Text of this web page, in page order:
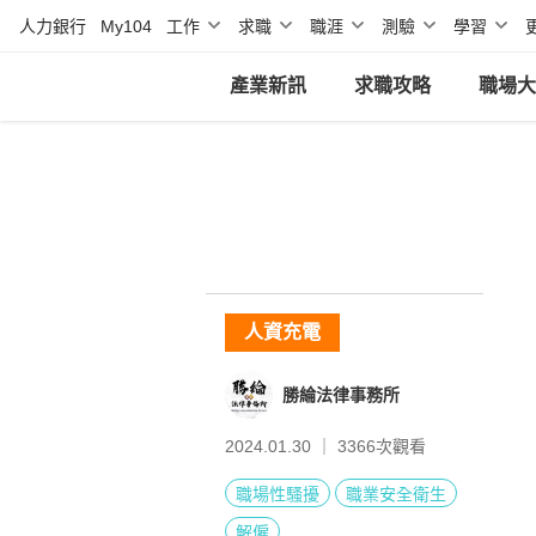
人力銀行 My104 工作 求職 職涯 測驗 學習
產業新訊 求職攻略 職場
人資充電
勝綸法律事務所
2024.01.30 ｜ 3366次觀看
職場性騷擾
職業安全衛生